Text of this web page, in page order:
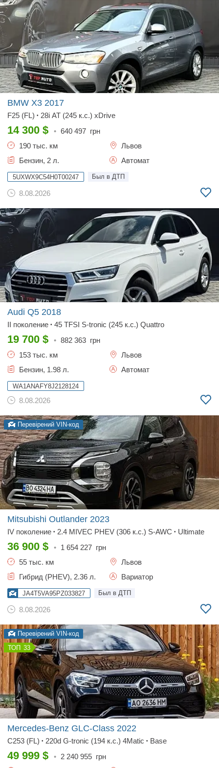
BMW X3 2017
F25 (FL) • 28i AT (245 к.с.) xDrive
14 300 $ • 640 497 грн
190 тыс. км
Львов
Бензин, 2 л.
Автомат
5UXWX9C54H0T00247 Был в ДТП
8.08.2026
Audi Q5 2018
II поколение • 45 TFSI S-tronic (245 к.с.) Quattro
19 700 $ • 882 363 грн
153 тыс. км
Львов
Бензин, 1.98 л.
Автомат
WA1ANAFY8J2128124
8.08.2026
Перевірений VIN-код
Mitsubishi Outlander 2023
IV поколение • 2.4 MIVEC РHEV (306 к.с.) S-AWC • Ultimate
36 900 $ • 1 654 227 грн
55 тыс. км
Львов
Гибрид (PHEV), 2.36 л.
Вариатор
JA4T5VA95PZ033827 Был в ДТП
8.08.2026
Перевірений VIN-код
33
Mercedes-Benz GLC-Class 2022
C253 (FL) • 220d G-tronic (194 к.с.) 4Matic • Base
49 999 $ • 2 240 955 грн